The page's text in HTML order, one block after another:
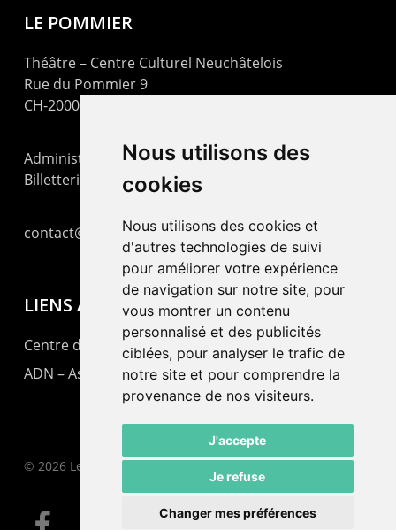
Nous utilisons des
cookies
Nous utilisons des cookies et
d'autres technologies de suivi
pour améliorer votre expérience
de navigation sur notre site, pour
vous montrer un contenu
personnalisé et des publicités
ciblées, pour analyser le trafic de
notre site et pour comprendre la
provenance de nos visiteurs.
J'accepte
Je refuse
Changer mes préférences
LE POMMIER
Théâtre – Centre Culturel Neuchâtelois
Rue du Pommier 9
CH-2000 Neuchâtel
Administration : +41 32 725 03 03
Billetterie : +41 32 725 05 05
contact@lepommier.ch
LIENS AMIS
Centre de culture ABC
ADN – Association Danse Neuchâtel
© 2026 Le Pommier.
facebook email